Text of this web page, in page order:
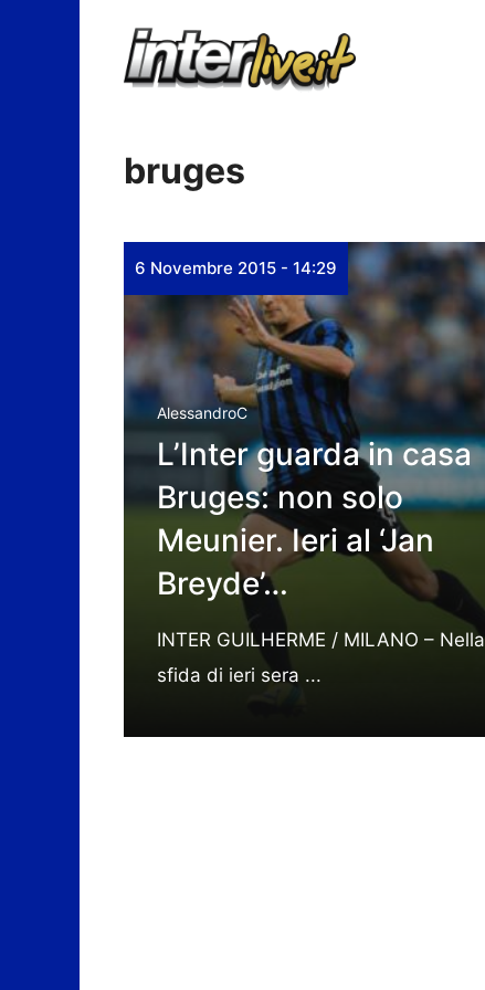
bruges
6 Novembre 2015 - 14:29
AlessandroC
L’Inter guarda in casa
Bruges: non solo
Meunier. Ieri al ‘Jan
Breyde’…
INTER GUILHERME / MILANO – Nella
sfida di ieri sera ...